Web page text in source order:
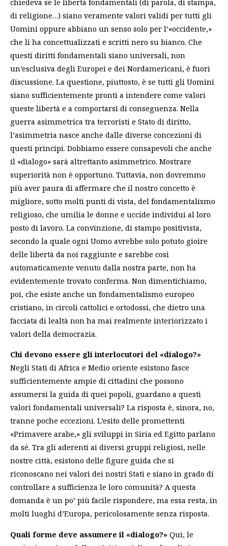
di religione…) siano veramente valori validi per tutti gli
Uomini oppure abbiano un senso solo per l’«occidente,»
che li ha concettualizzati e scritti nero su bianco. Che
questi diritti fondamentali siano universali, non
un’esclusiva degli Europei e dei Nordamericani, è fuori
discussione. La questione, piuttosto, è se tutti gli Uomini
siano sufficientemente pronti a intendere come valori
queste libertà e a comportarsi di conseguenza. Nella
guerra asimmetrica tra terroristi e Stato di diritto,
l’asimmetria nasce anche dalle diverse concezioni di
questi principi. Dobbiamo essere consapevoli che anche
il «dialogo» sarà altrettanto asimmetrico. Mostrare
superiorità non è opportuno. Tuttavia, non dovremmo
più aver paura di affermare che il nostro concetto è
migliore, sotto molti punti di vista, del fondamentalismo
religioso, che umilia le donne e uccide individui al loro
posto di lavoro. La convinzione, di stampo positivista,
secondo la quale ogni Uomo avrebbe solo potuto gioire
delle libertà da noi raggiunte e sarebbe così
automaticamente venuto dalla nostra parte, non ha
evidentemente trovato conferma. Non dimentichiamo,
poi, che esiste anche un fondamentalismo europeo
cristiano, in circoli cattolici e ortodossi, che dietro una
facciata di lealtà non ha mai realmente interiorizzato i
valori della democrazia.
Chi devono essere gli interlocutori del «dialogo?»
Negli Stati di Africa e Medio oriente esistono fasce
sufficientemente ampie di cittadini che possono
assumersi la guida di quei popoli, guardano a questi
valori fondamentali universali? La risposta è, sinora, no,
tranne poche eccezioni. L’esito delle promettenti
«Primavere arabe,» gli sviluppi in Siria ed Egitto parlano
da sé. Tra gli aderenti ai diversi gruppi religiosi, nelle
nostre città, esistono delle figure guida che si
riconoscano nei valori dei nostri Stati e siano in grado di
controllare a sufficienza le loro comunità? A questa
domanda è un po’ più facile rispondere, ma essa resta, in
molti luoghi d’Europa, pericolosamente senza risposta.
Quali forme deve assumere il «dialogo?» Qui, le